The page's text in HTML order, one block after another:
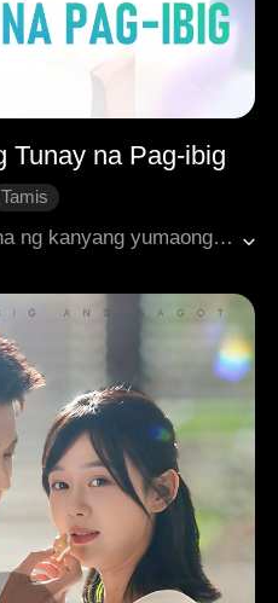
Tunay na Pag-ibig
Tamis
Upang maibalik ang pamana ng kanyang yumaong ina, napilitan si Ariana na magpakasal kay Theodore na walang malay. Hindi niya inaasahang magigising siya mula sa kanyang vegetative state pagkatapos ng kanilang kasal!